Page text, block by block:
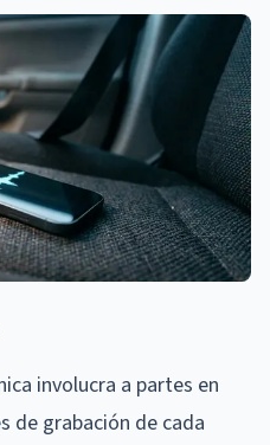
involucra a partes en
de grabación de cada